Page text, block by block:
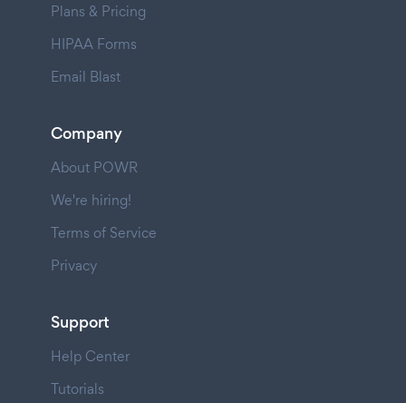
Plans & Pricing
HIPAA Forms
Email Blast
Company
About POWR
We're hiring!
Terms of Service
Privacy
Support
Help Center
Tutorials